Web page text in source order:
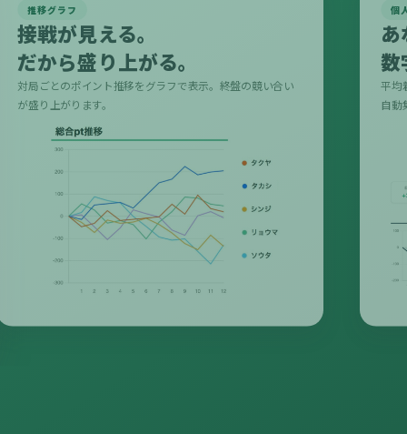
推移グラフ
接戦が見える。
だから盛り上がる。
対局ごとのポイント推移をグラフで表示。終盤の競い合い
が盛り上がります。
個
数
平均
自動